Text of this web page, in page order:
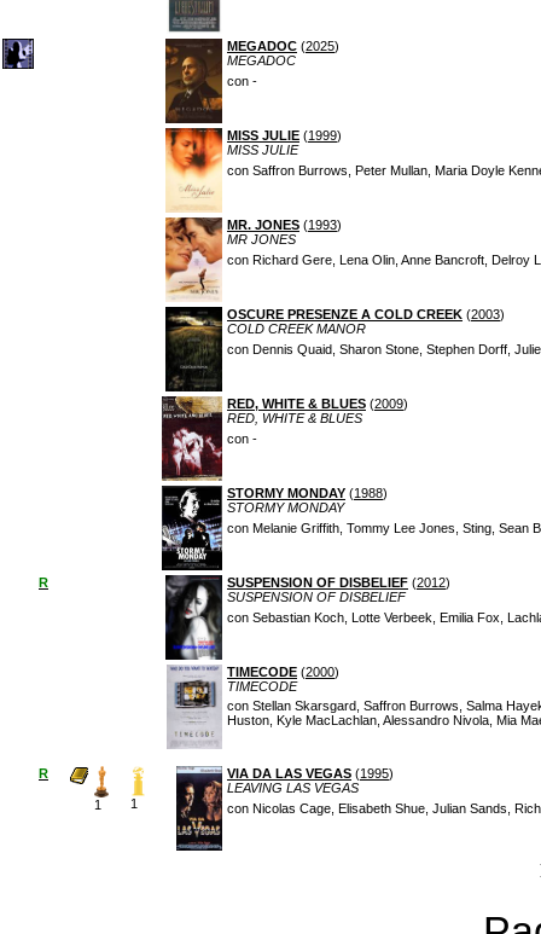
MEGADOC (2025)
MEGADOC
con -
MISS JULIE (1999)
MISS JULIE
con Saffron Burrows, Peter Mullan, Maria Doyle
MR. JONES (1993)
MR JONES
con Richard Gere, Lena Olin, Anne Bancroft, Delroy
OSCURE PRESENZE A COLD CREEK (2003)
COLD CREEK MANOR
con Dennis Quaid, Sharon Stone, Stephen Dorff,
RED, WHITE & BLUES (2009)
RED, WHITE & BLUES
con -
STORMY MONDAY (1988)
STORMY MONDAY
con Melanie Griffith, Tommy Lee Jones, Sting, Sean
R SUSPENSION OF DISBELIEF (2012)
SUSPENSION OF DISBELIEF
con Sebastian Koch, Lotte Verbeek, Emilia Fox,
TIMECODE (2000)
TIMECODE
con Stellan Skarsgard, Saffron Burrows, Salma
Huston, Kyle MacLachlan, Alessandro Nivola, Mia
R
1 1
VIA DA LAS VEGAS (1995)
LEAVING LAS VEGAS
con Nicolas Cage, Elisabeth Shue, Julian Sands,